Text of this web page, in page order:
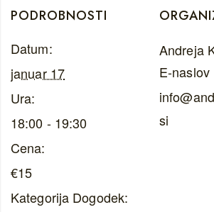
PODROBNOSTI
Datum:
januar 17
Ura:
18:00 - 19:30
Cena:
€15
Kategorija Dogodek:
Andreja
E-naslov
si